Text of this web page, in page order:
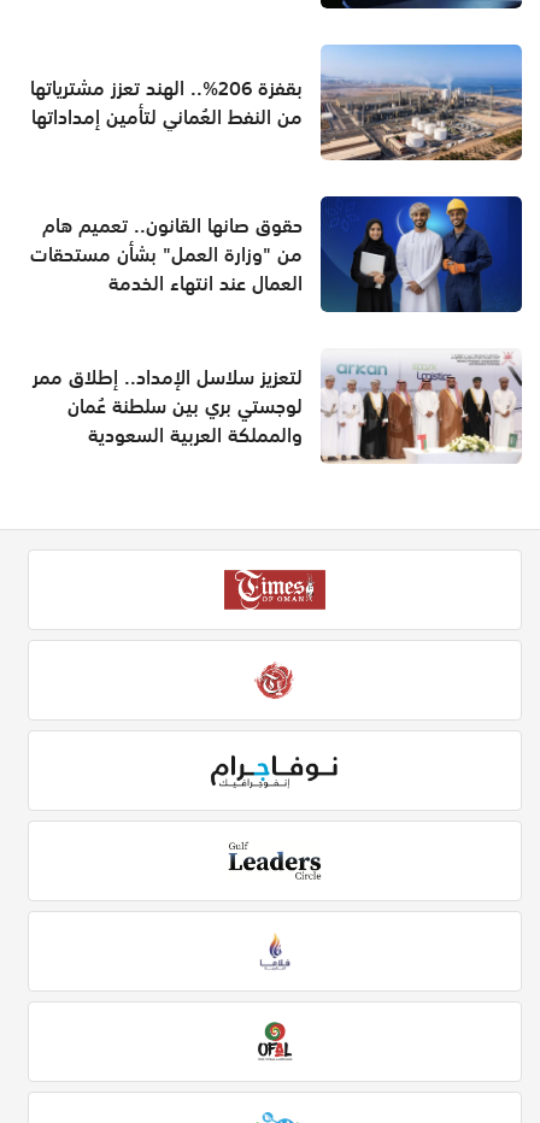
بقفزة 206%.. الهند تعزز مشترياتها
من النفط العُماني لتأمين إمداداتها
حقوق صانها القانون.. تعميم هام
من "وزارة العمل" بشأن مستحقات
العمال عند انتهاء الخدمة
لتعزيز سلاسل الإمداد.. إطلاق ممر
لوجستي بري بين سلطنة عُمان
والمملكة العربية السعودية